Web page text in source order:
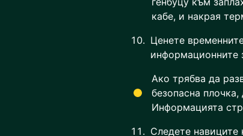
кабе, и накрая
Ценете
информационните
Ако трябва да
безопасна
Информацията
Следете навиците